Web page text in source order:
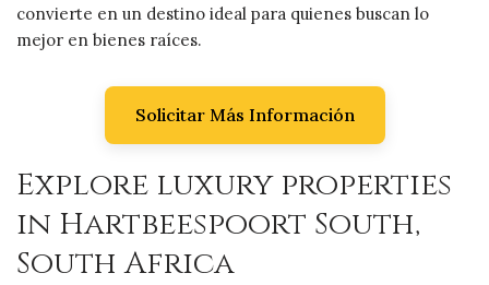
convierte en un destino ideal para quienes buscan lo
mejor en bienes raíces.
Solicitar Más Información
Explore luxury properties
in Hartbeespoort South,
South Africa